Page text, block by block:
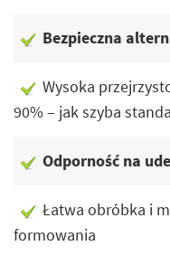
Bezpieczna
Wysoka
90% – jak szyba
Odporność na
Łatwa obróbka i
formowania